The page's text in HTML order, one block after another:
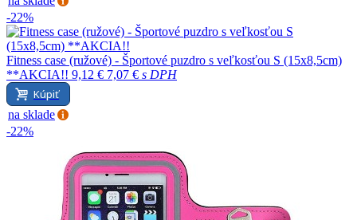
-22%
Fitness case (ružové) - Športové puzdro s veľkosťou S (15x8,5cm)
**AKCIA!! 9,12 € 7,07 € s DPH
Kúpiť
na sklade
-22%